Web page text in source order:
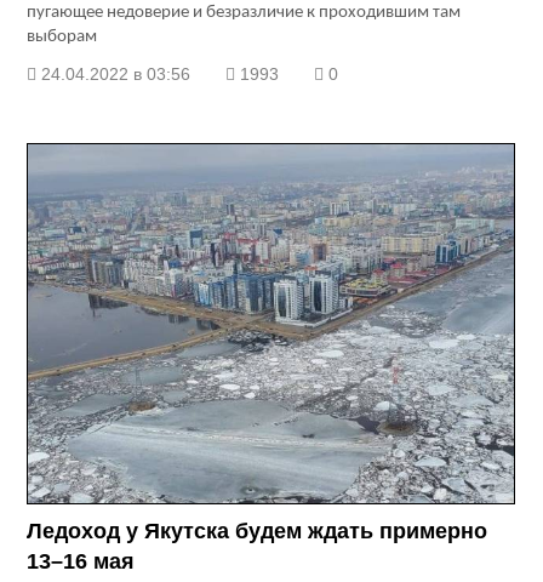
пугающее недоверие и безразличие к проходившим там
выборам
24.04.2022 в 03:56 1993 0
Ледоход у Якутска будем ждать примерно
13–16 мая